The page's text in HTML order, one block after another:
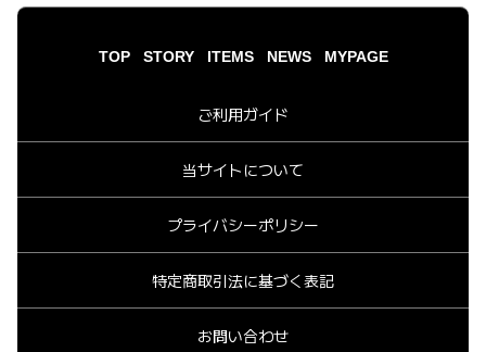
TOP STORY ITEMS NEWS MYPAGE
ご利用ガイド
当サイトについて
プライバシーポリシー
特定商取引法に基づく表記
お問い合わせ